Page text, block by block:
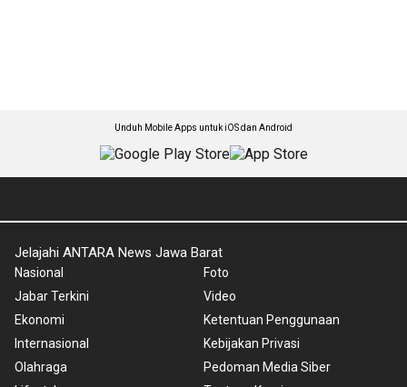
Unduh Mobile Apps untuk iOS dan Android
Jelajahi ANTARA News Jawa Barat
Nasional
Jabar Terkini
Ekonomi
Internasional
Olahraga
Foto
Video
Ketentuan Penggunaan
Kebijakan Privasi
Pedoman Media Siber